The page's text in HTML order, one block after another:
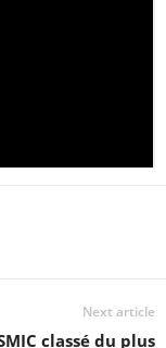
Next article
classé du plus